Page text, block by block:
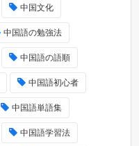
中国文化
中国語の勉強法
中国語の語順
中国語初心者
中国語単語集
中国語学習法